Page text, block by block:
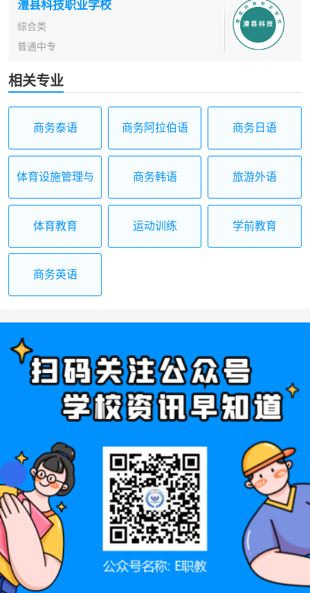
澧县科技职业学校
综合类
普通中专
相关专业
商务泰语 商务阿拉伯语 商务日语
体育设施管理与
商务韩语 旅游外语
体育教育 运动训练 学前教育
商务英语